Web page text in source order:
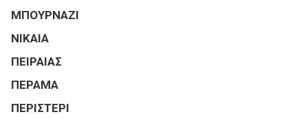
ΜΠΟΥΡΝΑΖΙ
ΝΙΚΑΙΑ
ΠΕΙΡΑΙΑΣ
ΠΕΡΑΜΑ
ΠΕΡΙΣΤΕΡΙ